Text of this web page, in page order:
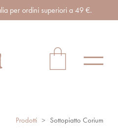
per ordini superiori a 49 €.
Prodotti > Sottopiatto Corium